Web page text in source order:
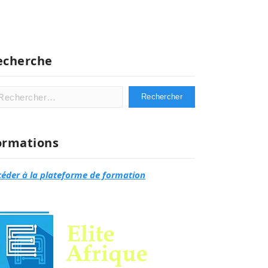
:
à la plateforme de formation